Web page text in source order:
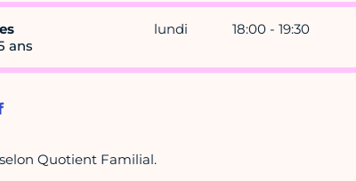
ans
lundi 18:00 - 19:30
Quotient Familial.